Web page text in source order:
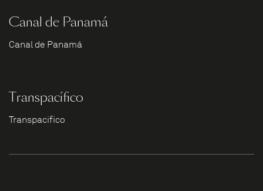
Canal de Panamá
Canal de Panamá
Transpacífico
Transpacífico